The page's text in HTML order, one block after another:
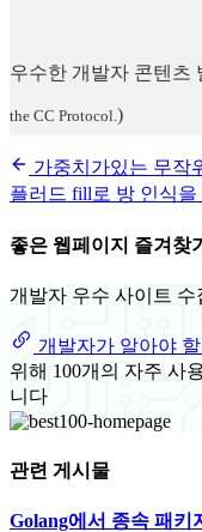
우수한 개발자 콘텐츠
the CC Protocol.)
가중치가있는 무작
플러드 fill로 방 인식
좋은 웹페이지 즐겨찾기
개발자 우수 사이트 수
개발자가 알아야
위해 100개의 자주 사
니다
관련 게시물
Golang에서 종속 패키